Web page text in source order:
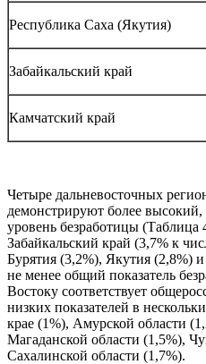
Республика Саха (Якутия)
Забайкальский край
Камчатский край
Четыре дальневосточных
демонстрируют более
уровень безработицы
Забайкальский край (3,7% к
Бурятия (3,2%), Якутия (2,8%)
не менее общий показатель
Востоку соответствует
низких показателей в
крае (1%), Амурской области
Магаданской области (1,5%),
Сахалинской области (1,7%).